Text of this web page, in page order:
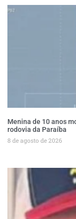
Menina de 10 anos
rodovia da Paraíba
8 de agosto de 2026